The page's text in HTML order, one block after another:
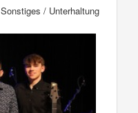
Sonstiges / Unterhaltung